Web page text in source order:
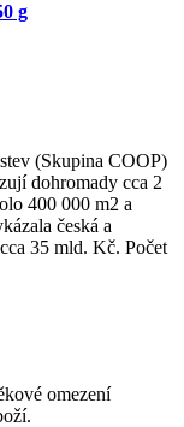
g
(Skupina COOP)
dohromady cca 2
400 000 m2 a
česká a
35 mld. Kč. Počet
omezení